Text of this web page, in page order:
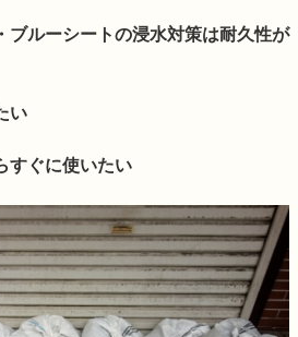
ブルーシートの浸水対策は耐久性が
い
すぐに使いたい